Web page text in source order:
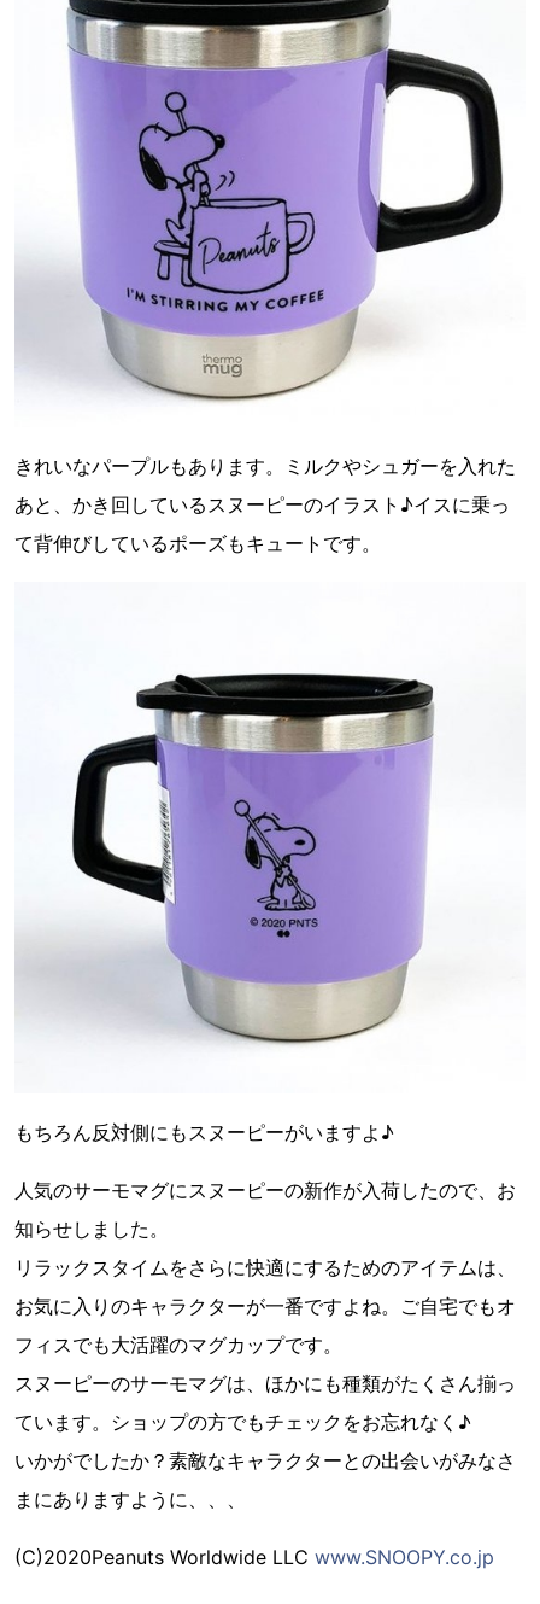
きれいなパープルもあります。ミルクやシュガーを入れた
あと、かき回しているスヌーピーのイラスト♪イスに乗っ
て背伸びしているポーズもキュートです。
もちろん反対側にもスヌーピーがいますよ♪
人気のサーモマグにスヌーピーの新作が入荷したので、お
知らせしました。
リラックスタイムをさらに快適にするためのアイテムは、
お気に入りのキャラクターが一番ですよね。ご自宅でもオ
フィスでも大活躍のマグカップです。
スヌーピーのサーモマグは、ほかにも種類がたくさん揃っ
ています。ショップの方でもチェックをお忘れなく♪
いかがでしたか？素敵なキャラクターとの出会いがみなさ
まにありますように、、、
(C)2020Peanuts Worldwide LLC www.SNOOPY.co.jp